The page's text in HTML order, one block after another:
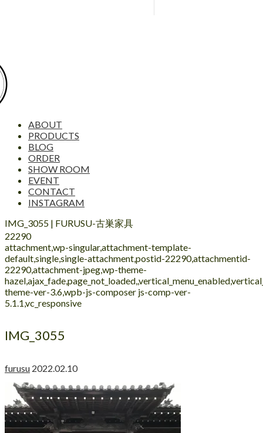
ABOUT
PRODUCTS
BLOG
ORDER
SHOW ROOM
EVENT
CONTACT
INSTAGRAM
IMG_3055 | FURUSU-古巣家具
22290
attachment,wp-singular,attachment-template-
default,single,single-attachment,postid-22290,attachmentid-
22290,attachment-jpeg,wp-theme-
theme-ver-3.6,wpb-js-composer js-comp-ver-
5.1.1,vc_responsive
IMG_3055
furusu 2022.02.10